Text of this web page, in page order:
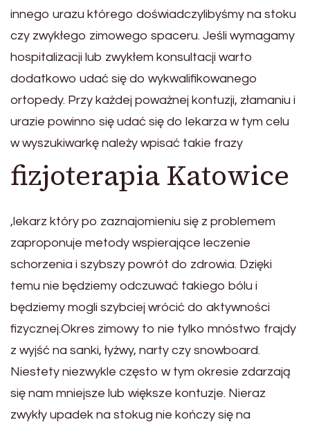
innego urazu którego doświadczylibyśmy na stoku
czy zwykłego zimowego spaceru. Jeśli wymagamy
hospitalizacji lub zwykłem konsultacji warto
dodatkowo udać się do wykwalifikowanego
ortopedy. Przy każdej poważnej kontuzji, złamaniu i
urazie powinno się udać się do lekarza w tym celu
w wyszukiwarkę należy wpisać takie frazy
fizjoterapia Katowice
,lekarz który po zaznajomieniu się z problemem
zaproponuje metody wspierające leczenie
schorzenia i szybszy powrót do zdrowia. Dzięki
temu nie będziemy odczuwać takiego bólu i
będziemy mogli szybciej wrócić do aktywności
fizycznej.Okres zimowy to nie tylko mnóstwo frajdy
z wyjść na sanki, łyżwy, narty czy snowboard.
Niestety niezwykle często w tym okresie zdarzają
się nam mniejsze lub większe kontuzje. Nieraz
zwykły upadek na stokug nie kończy się na